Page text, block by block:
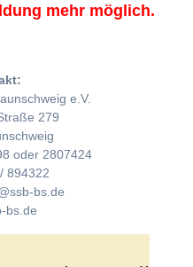
mehr möglich.
e.V.
279
oder 2807424
894322
bs.de
bs.de